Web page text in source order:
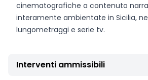
cinematografiche a contenuto
interamente ambientate in Sicilia,
lungometraggi e serie tv.
Interventi ammissibili